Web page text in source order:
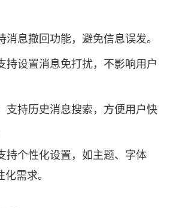
消息撤回功能，避免信息误发。
持设置消息免打扰，不影响用户
支持历史消息搜索，方便用户快
持个性化设置，如主题、字体
需求。